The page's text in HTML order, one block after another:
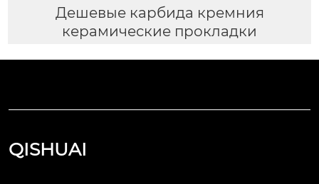
Дешевые карбида кремния
керамические прокладки
QISHUAI